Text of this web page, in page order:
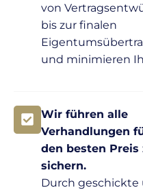
von
bis zur finalen
und minimieren
Wir führen alle
Verhandlungen
den besten Preis
sichern.
Durch geschickte